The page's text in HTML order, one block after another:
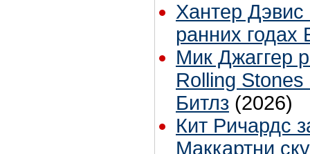
Хантер Дэвис
ранних годах
Мик Джаггер
Rolling Stones
Битлз (2026)
Кит Ричардс
Маккартни